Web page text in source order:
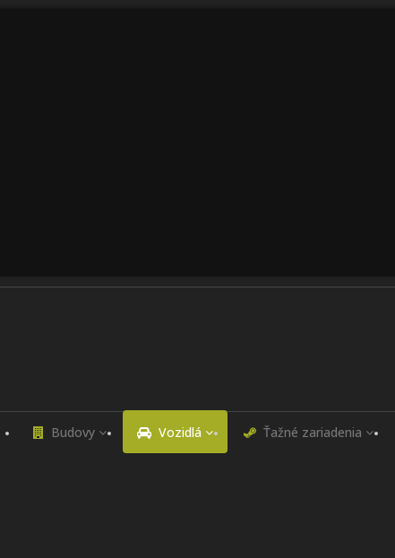
Budovy Vozidlá Ťažné zariadenia